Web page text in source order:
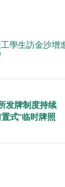
學生訪金沙
发牌制度持续
式”临时牌照